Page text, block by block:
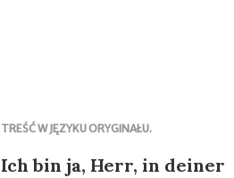
TREŚĆ W JĘZYKU ORYGINAŁU.
Ich bin ja, Herr, in deiner